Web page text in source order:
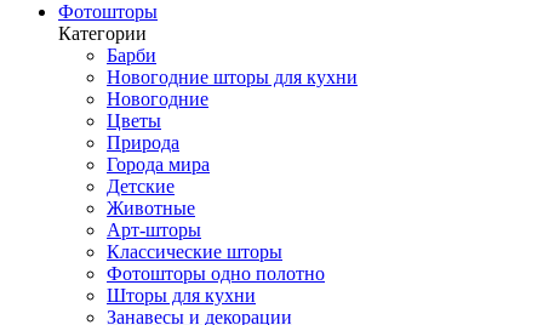
Фотошторы
Категории
Барби
Новогодние шторы для кухни
Новогодние
Цветы
Природа
Города мира
Детские
Животные
Арт-шторы
Классические шторы
Фотошторы одно полотно
Шторы для кухни
Занавесы и декорации